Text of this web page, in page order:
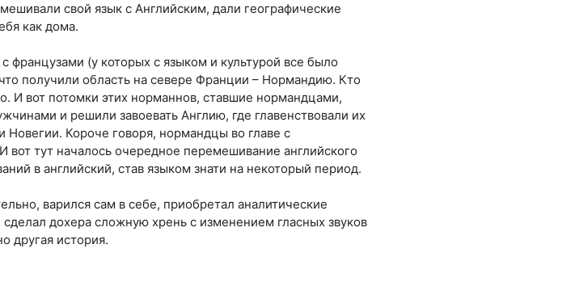
свой язык с Английским, дали географические
как дома.
французами (у которых с языком и культурой все было
получили область на севере Франции – Нормандию. Кто
И вот потомки этих норманнов, ставшие нормандцами,
и решили завоевать Англию, где главенствовали их
Короче говоря, нормандцы во главе с
тут началось очередное перемешивание английского
в английский, став языком знати на некоторый период.
варился сам в себе, приобретал аналитические
дохера сложную хрень с изменением гласных звуков
другая история.